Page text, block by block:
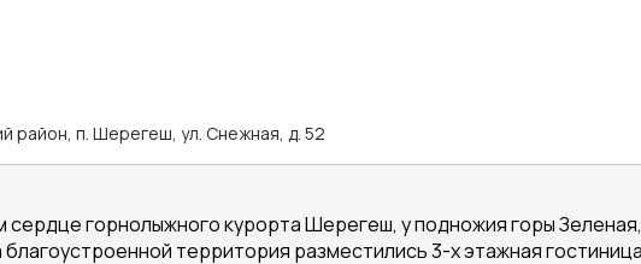
район, п. Шерегеш, ул. Снежная, д. 52
горнолыжного курорта Шерегеш, у подножия горы
территория разместились 3-х этажная